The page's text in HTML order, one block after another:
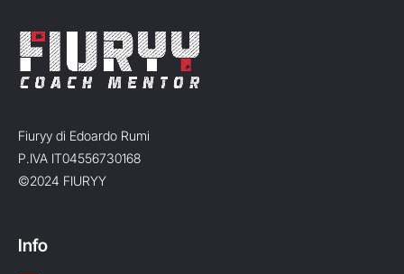
Fiuryy di Edoardo Rumi
P.IVA IT04556730168
©2024 FIURYY
Info